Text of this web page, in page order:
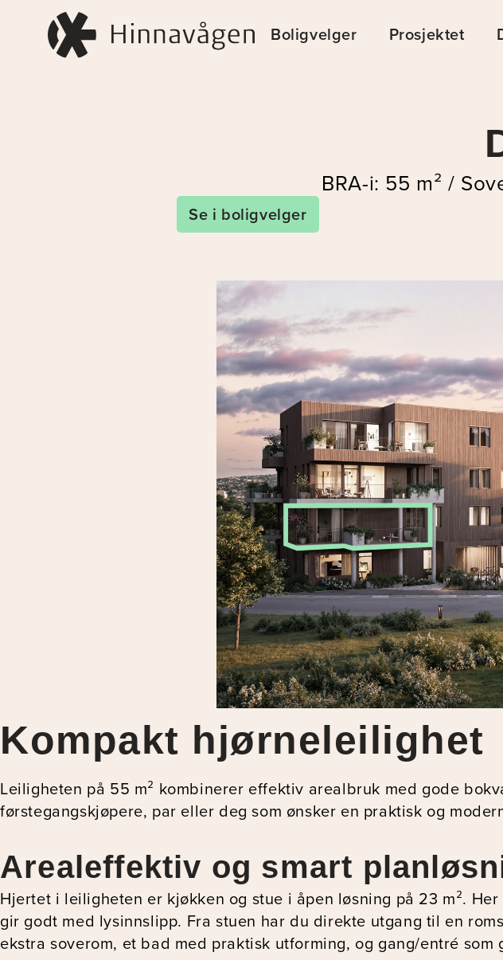
Boligvelger Prosjektet
BRA-i: 55 m² /
Se i boligvelger
Kompakt hjørneleilighet
Leiligheten på 55 m² kombinerer effektiv arealbruk med gode
førstegangskjøpere, par eller deg som ønsker en praktisk og
Arealeffektiv og smart
Hjertet i leiligheten er kjøkken og stue i åpen løsning på 23 m².
gir godt med lysinnslipp. Fra stuen har du direkte utgang til en
ekstra soverom, et bad med praktisk utforming, og gang/entré